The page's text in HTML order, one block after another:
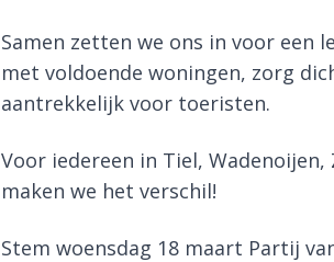
Samen zetten we ons in voor een
met voldoende woningen, zorg
aantrekkelijk voor toeristen.
Voor iedereen in Tiel, Wadenoijen,
maken we het verschil!
Stem woensdag 18 maart Partij